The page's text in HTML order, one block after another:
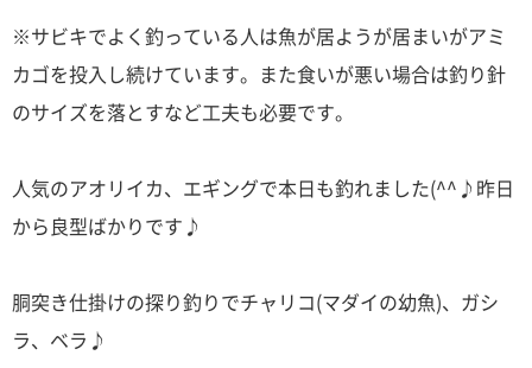
※サビキでよく釣っている人は魚が居ようが居まいがアミ
カゴを投入し続けています。また食いが悪い場合は釣り針
のサイズを落とすなど工夫も必要です。
人気のアオリイカ、エギングで本日も釣れました(^^♪昨日
から良型ばかりです♪
胴突き仕掛けの探り釣りでチャリコ(マダイの幼魚)、ガシ
ラ、ベラ♪